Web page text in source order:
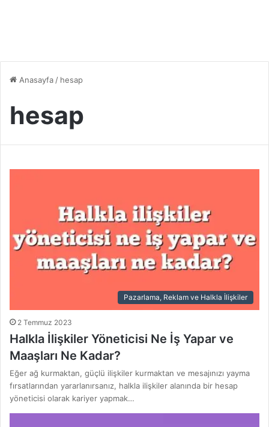
Anasayfa / hesap
hesap
Pazarlama, Reklam ve Halkla İlişkiler
2 Temmuz 2023
Halkla İlişkiler Yöneticisi Ne İş Yapar ve
Maaşları Ne Kadar?
Eğer ağ kurmaktan, güçlü ilişkiler kurmaktan ve mesajınızı yayma
fırsatlarından yararlanırsanız, halkla ilişkiler alanında bir hesap
yöneticisi olarak kariyer yapmak…